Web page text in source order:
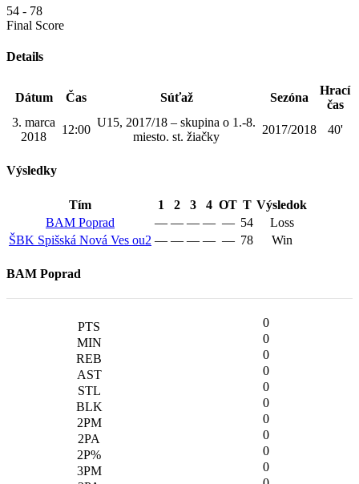
54 - 78
Final Score
Details
Dátum Čas Súťaž Sezóna
Hrací
čas
3. marca
2018
12:00
U15, 2017/18 – skupina o 1.-8.
miesto. st. žiačky
2017/2018 40'
Výsledky
Tím 1 2 3 4 OT T Výsledok
BAM Poprad
— — — — — 54
Loss
ŠBK Spišská Nová Ves ou2 — — — — — 78 Win
BAM Poprad
0
0
0
0
0
0
0
0
0
0